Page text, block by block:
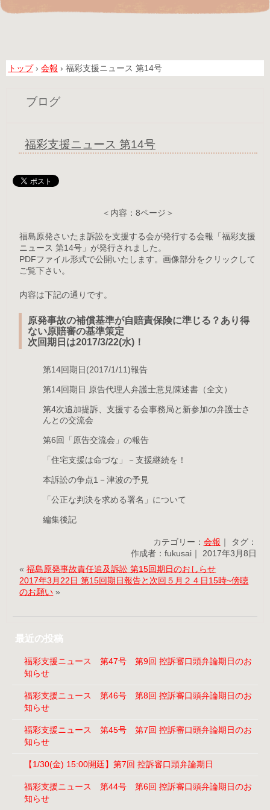
トップ› 会報 › 福彩支援ニュース 第14号
ブログ
福彩支援ニュース 第14号
＜内容：8ページ＞
福島原発さいたま訴訟を支援する会が発行する会報「福彩支援
ニュース 第14号」が発行されました。
PDFファイル形式で公開いたします。画像部分をクリックして
ご覧下さい。
内容は下記の通りです。
原発事故の補償基準が自賠責保険に準じる？あり得
ない原賠審の基準策定
次回期日は2017/3/22(水)！
第14回期日(2017/1/11)報告
第14回期日 原告代理人弁護士意見陳述書（全文）
第4次追加提訴、支援する会事務局と新参加の弁護士さ
んとの交流会
第6回「原告交流会」の報告
「住宅支援は命づな」－支援継続を！
本訴訟の争点1－津波の予見
「公正な判決を求める署名」について
編集後記
カテゴリー： 会報 ｜ タグ：
作成者：fukusai｜ 2017年3月8日
«福島原発事故責任追及訴訟 第15回期日のおしらせ
2017年3月22日 第15回期日報告と次回５月２４日15時~傍聴
のお願い »
最近の投稿
福彩支援ニュース 第47号 第9回 控訴審口頭弁論期日のお
知らせ
福彩支援ニュース 第46号 第8回 控訴審口頭弁論期日のお
知らせ
福彩支援ニュース 第45号 第7回 控訴審口頭弁論期日のお
知らせ
【1/30(金) 15:00開廷】第7回 控訴審口頭弁論期日
福彩支援ニュース 第44号 第6回 控訴審口頭弁論期日のお
知らせ